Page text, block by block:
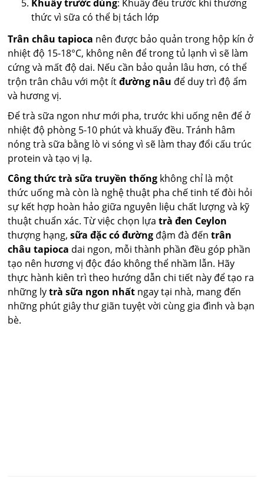
Khuấy trước dùng: Khuấy đều trước khi thưởng
thức vì sữa có thể bị tách lớp
Trân châu tapioca nên được bảo quản trong hộp kín ở
nhiệt độ 15-18°C, không nên để trong tủ lạnh vì sẽ làm
cứng và mất độ dai. Nếu cần bảo quản lâu hơn, có thể
trộn trân châu với một ítđường nâu để duy trì độ ẩm
và hương vị.
Để trà sữa ngon như mới pha, trước khi uống nên để ở
nhiệt độ phòng 5-10 phút và khuấy đều. Tránh hâm
nóng trà sữa bằng lò vi sóng vì sẽ làm thay đổi cấu trúc
protein và tạo vị lạ.
Công thức trà sữa truyền thống không chỉ là một
thức uống mà còn là nghệ thuật pha chế tinh tế đòi hỏi
sự kết hợp hoàn hảo giữa nguyên liệu chất lượng và kỹ
thuật chuẩn xác. Từ việc chọn lựatrà đen Ceylon
thượng hạng,sữa đặc có đường đậm đà đếntrân
châu tapioca dai ngon, mỗi thành phần đều góp phần
tạo nên hương vị độc đáo không thể nhầm lẫn. Hãy
thực hành kiên trì theo hướng dẫn chi tiết này để tạo ra
những lytrà sữa ngon nhất ngay tại nhà, mang đến
những phút giây thư giãn tuyệt vời cùng gia đình và bạn
bè.